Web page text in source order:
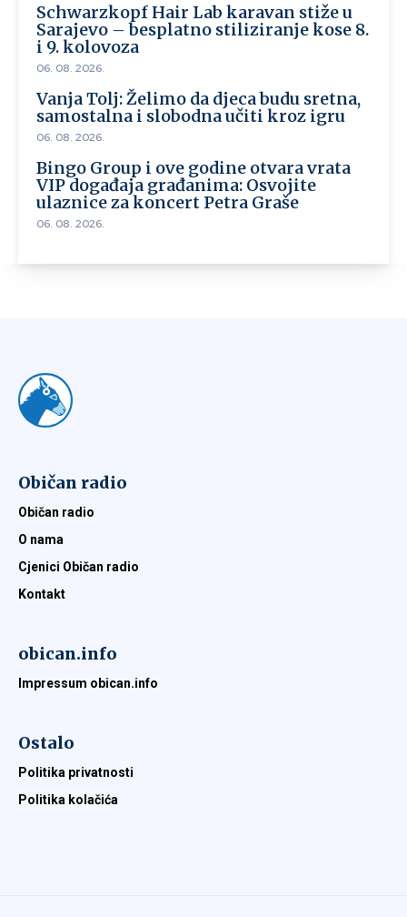
Schwarzkopf Hair Lab karavan stiže u
Sarajevo – besplatno stiliziranje kose 8.
i 9. kolovoza
06. 08. 2026.
Vanja Tolj: Želimo da djeca budu sretna,
samostalna i slobodna učiti kroz igru
06. 08. 2026.
Bingo Group i ove godine otvara vrata
VIP događaja građanima: Osvojite
ulaznice za koncert Petra Graše
06. 08. 2026.
Običan radio
Običan radio
O nama
Cjenici Običan radio
Kontakt
obican.info
Impressum obican.info
Ostalo
Politika privatnosti
Politika kolačića